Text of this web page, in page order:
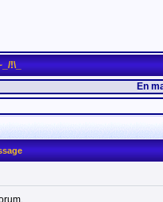
!\_
En mai, fais